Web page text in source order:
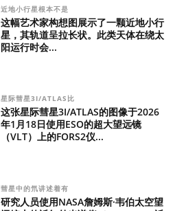
近地小行星根本不是
这幅艺术家构想图展示了一颗近地小行
星，其轨道呈拉长状。此类天体在绕太
阳运行时会...
星际彗星3I/ATLAS比
这张星际彗星3I/ATLAS的图像于2026
年1月18日使用ESO的超大望远镜
（VLT）上的FORS2仪...
彗星中的氘讲述着有
研究人员使用NASA詹姆斯·韦伯太空望